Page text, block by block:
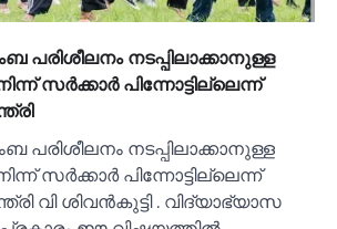
നടപ്പിലാക്കാനുള്ള
സ‍ര്‍ക്കാര്‍ പിന്നോട്ടില്ലെന്ന്
നടപ്പിലാക്കാനുള്ള
സ‍ർക്കാർ പിന്നോട്ടില്ലെന്ന്
വി ശിവൻകുട്ടി . വിദ്യാഭ്യാസ